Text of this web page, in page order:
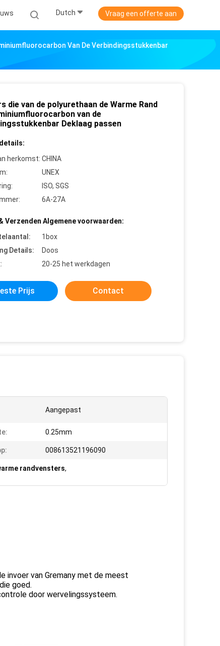
Dutch Vraag een offerte aan
Van De Verbindingsstukkenbar
die van de polyurethaan de Warme Rand
van de
Deklaag passen
herkomst: CHINA
UNEX
ISO, SGS
6A-27A
Verzenden Algemene voorwaarden:
1box
Details:
Doos
20-25 het werkdagen
Prijs Contact
Aangepast
0.25mm
008613521196090
randvensters,
invoer van Gremany met de meest
goed.
door wervelingssysteem.